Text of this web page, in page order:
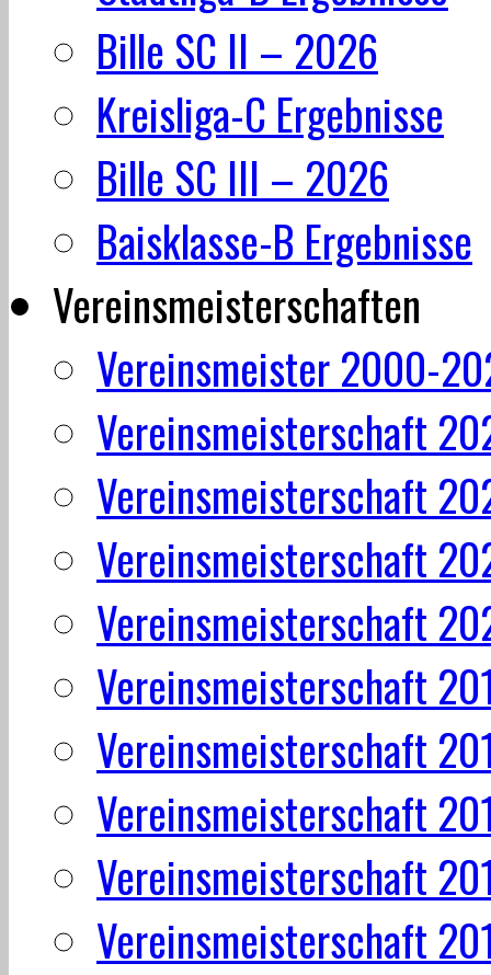
Bille SC II – 2026
Kreisliga-C Ergebnisse
Bille SC III – 2026
Baisklasse-B Ergebnisse
Vereinsmeisterschaften
Vereinsmeister 2000-
Vereinsmeisterschaft
Vereinsmeisterschaft
Vereinsmeisterschaft
Vereinsmeisterschaft
Vereinsmeisterschaft
Vereinsmeisterschaft
Vereinsmeisterschaft
Vereinsmeisterschaft
Vereinsmeisterschaft